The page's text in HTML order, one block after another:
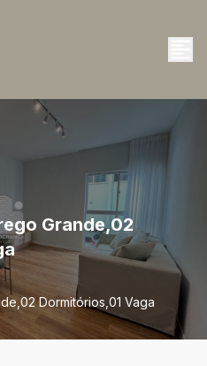
Grande,02
Dormitórios,01 Vaga